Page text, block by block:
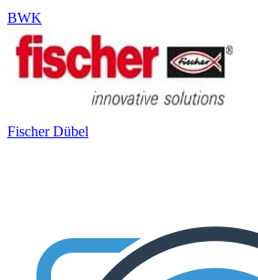
BWK
Fischer Dübel